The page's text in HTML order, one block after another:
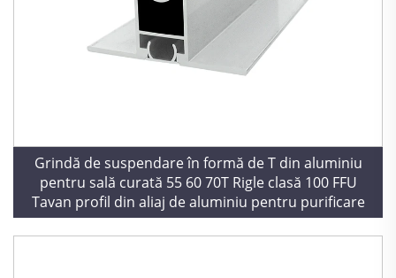
Grindă de suspendare în formă de T din aluminiu
pentru sală curată 55 60 70T Rigle clasă 100 FFU
Tavan profil din aliaj de aluminiu pentru purificare